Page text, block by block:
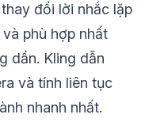
đổi lời nhắc lặp
phù hợp nhất
dần. Kling dẫn
và tính liên tục
nhanh nhất.